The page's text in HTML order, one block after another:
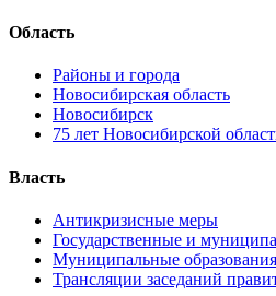
Область
Районы и города
Новосибирская область
Новосибирск
75 лет Новосибирской
Власть
Антикризисные меры
Государственные и
Муниципальные
Трансляции заседаний